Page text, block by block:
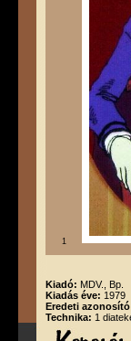
1
Kiadó: MDV., Bp.
Kiadás éve: 1979
Eredeti
Technika: 1